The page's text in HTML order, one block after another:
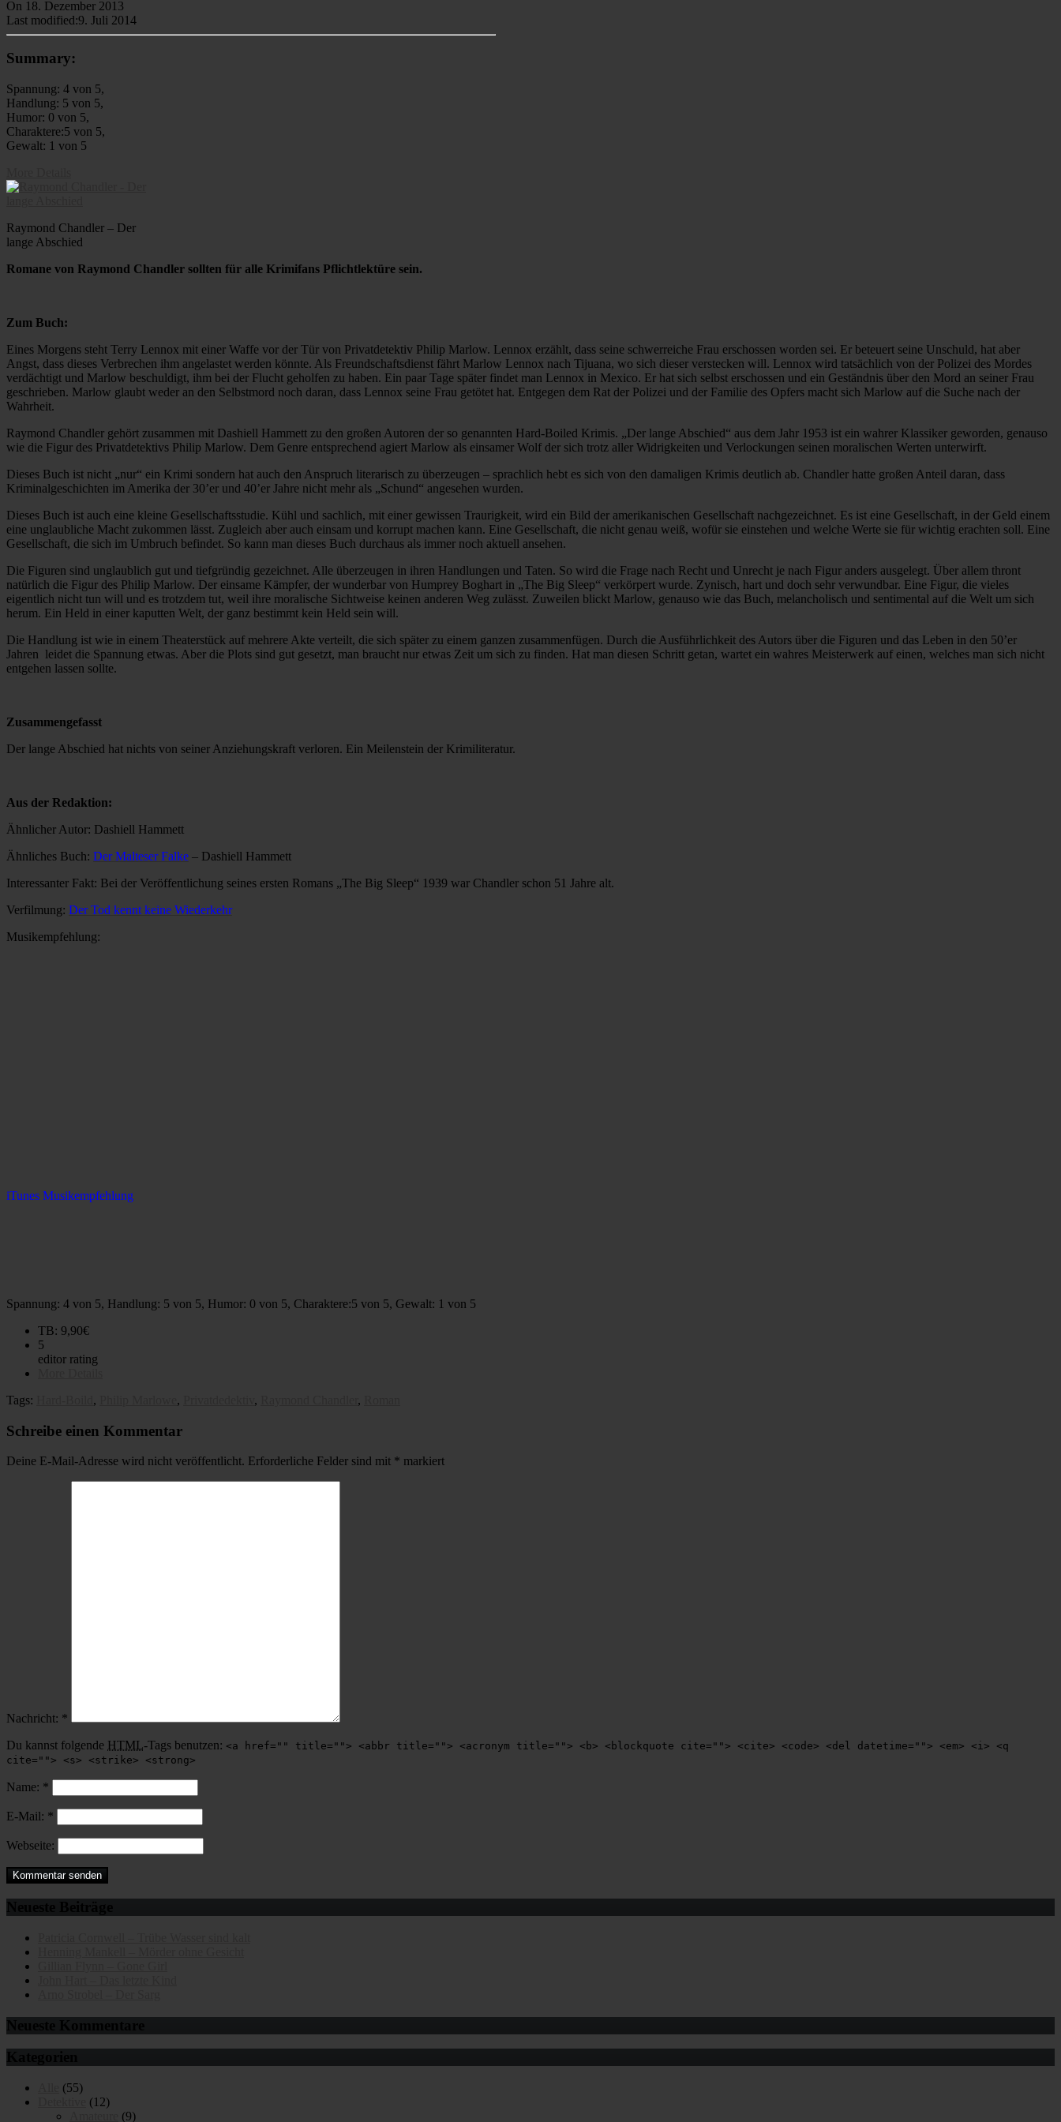
On 18. Dezember 2013
Last modified:9. Juli 2014
Summary:
Spannung: 4 von 5,
Handlung: 5 von 5,
Humor: 0 von 5,
Charaktere:5 von 5,
Gewalt: 1 von 5
Raymond Chandler – Der
lange Abschied
Romane von Raymond Chandler sollten für alle Krimifans Pflichtlektüre sein.
Zum Buch:
Eines Morgens steht Terry Lennox mit einer Waffe vor der Tür von Privatdetektiv Philip Marlow. Lennox erzählt, dass seine schwerreiche Frau erschossen worden sei. Er beteuert seine Unschuld, hat aber
Angst, dass dieses Verbrechen ihm angelastet werden könnte. Als Freundschaftsdienst fährt Marlow Lennox nach Tijuana, wo sich dieser verstecken will. Lennox wird tatsächlich von der Polizei des Mordes
verdächtigt und Marlow beschuldigt, ihm bei der Flucht geholfen zu haben. Ein paar Tage später findet man Lennox in Mexico. Er hat sich selbst erschossen und ein Geständnis über den Mord an seiner Frau
geschrieben. Marlow glaubt weder an den Selbstmord noch daran, dass Lennox seine Frau getötet hat. Entgegen dem Rat der Polizei und der Familie des Opfers macht sich Marlow auf die Suche nach der
Wahrheit.
Raymond Chandler gehört zusammen mit Dashiell Hammett zu den großen Autoren der so genannten Hard-Boiled Krimis. „Der lange Abschied“ aus dem Jahr 1953 ist ein wahrer Klassiker geworden, genauso
wie die Figur des Privatdetektivs Philip Marlow. Dem Genre entsprechend agiert Marlow als einsamer Wolf der sich trotz aller Widrigkeiten und Verlockungen seinen moralischen Werten unterwirft.
Dieses Buch ist nicht „nur“ ein Krimi sondern hat auch den Anspruch literarisch zu überzeugen – sprachlich hebt es sich von den damaligen Krimis deutlich ab. Chandler hatte großen Anteil daran, dass
Kriminalgeschichten im Amerika der 30’er und 40’er Jahre nicht mehr als „Schund“ angesehen wurden.
Dieses Buch ist auch eine kleine Gesellschaftsstudie. Kühl und sachlich, mit einer gewissen Traurigkeit, wird ein Bild der amerikanischen Gesellschaft nachgezeichnet. Es ist eine Gesellschaft, in der Geld einem
eine unglaubliche Macht zukommen lässt. Zugleich aber auch einsam und korrupt machen kann. Eine Gesellschaft, die nicht genau weiß, wofür sie einstehen und welche Werte sie für wichtig erachten soll. Eine
Gesellschaft, die sich im Umbruch befindet. So kann man dieses Buch durchaus als immer noch aktuell ansehen.
Die Figuren sind unglaublich gut und tiefgründig gezeichnet. Alle überzeugen in ihren Handlungen und Taten. So wird die Frage nach Recht und Unrecht je nach Figur anders ausgelegt. Über allem thront
natürlich die Figur des Philip Marlow. Der einsame Kämpfer, der wunderbar von Humprey Boghart in „The Big Sleep“ verkörpert wurde. Zynisch, hart und doch sehr verwundbar. Eine Figur, die vieles
eigentlich nicht tun will und es trotzdem tut, weil ihre moralische Sichtweise keinen anderen Weg zulässt. Zuweilen blickt Marlow, genauso wie das Buch, melancholisch und sentimental auf die Welt um sich
herum. Ein Held in einer kaputten Welt, der ganz bestimmt kein Held sein will.
Die Handlung ist wie in einem Theaterstück auf mehrere Akte verteilt, die sich später zu einem ganzen zusammenfügen. Durch die Ausführlichkeit des Autors über die Figuren und das Leben in den 50’er
Jahren leidet die Spannung etwas. Aber die Plots sind gut gesetzt, man braucht nur etwas Zeit um sich zu finden. Hat man diesen Schritt getan, wartet ein wahres Meisterwerk auf einen, welches man sich nicht
entgehen lassen sollte.
Zusammengefasst
Der lange Abschied hat nichts von seiner Anziehungskraft verloren. Ein Meilenstein der Krimiliteratur.
Aus der Redaktion:
Ähnlicher Autor: Dashiell Hammett
Ähnliches Buch: Der Malteser Falke – Dashiell Hammett
Interessanter Fakt: Bei der Veröffentlichung seines ersten Romans „The Big Sleep“ 1939 war Chandler schon 51 Jahre alt.
Verfilmung: Der Tod kennt keine Wiederkehr
Musikempfehlung:
iTunes Musikempfehlung
Spannung: 4 von 5, Handlung: 5 von 5, Humor: 0 von 5, Charaktere:5 von 5, Gewalt: 1 von 5
TB: 9,90€
5
editor rating
Tags:
, , , ,
Schreibe einen Kommentar
Deine E-Mail-Adresse wird nicht veröffentlicht. Erforderliche Felder sind mit * markiert
Nachricht: *
Du kannst folgende HTML-Tags benutzen: <a href="" title=""> <abbr title=""> <acronym title=""> <b> <blockquote cite=""> <cite> <code> <del datetime=""> <em> <i> <q
cite=""> <s> <strike> <strong>
Name: *
E-Mail: *
Webseite:
(55)
(12)
(9)